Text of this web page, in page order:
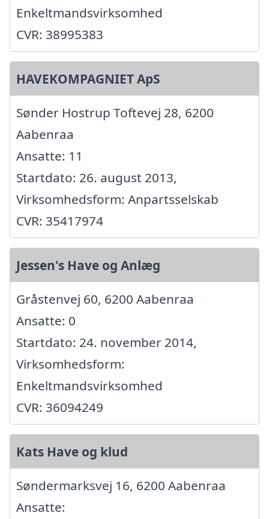
Enkeltmandsvirksomhed
CVR: 38995383
HAVEKOMPAGNIET ApS
Sønder Hostrup Toftevej 28, 6200
Aabenraa
Ansatte: 11
Startdato: 26. august 2013,
Virksomhedsform: Anpartsselskab
CVR: 35417974
Jessen's Have og Anlæg
Gråstenvej 60, 6200 Aabenraa
Ansatte: 0
Startdato: 24. november 2014,
Virksomhedsform:
Enkeltmandsvirksomhed
CVR: 36094249
Kats Have og klud
Søndermarksvej 16, 6200 Aabenraa
Ansatte: